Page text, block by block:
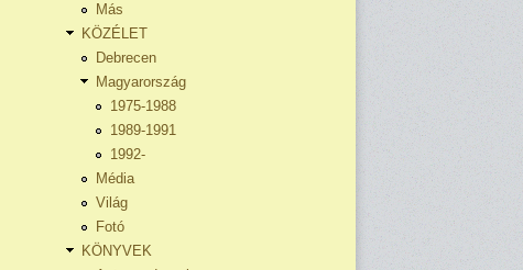
Más
KÖZÉLET
Debrecen
Magyarország
1975-1988
1989-1991
1992-
Média
Világ
Fotó
KÖNYVEK